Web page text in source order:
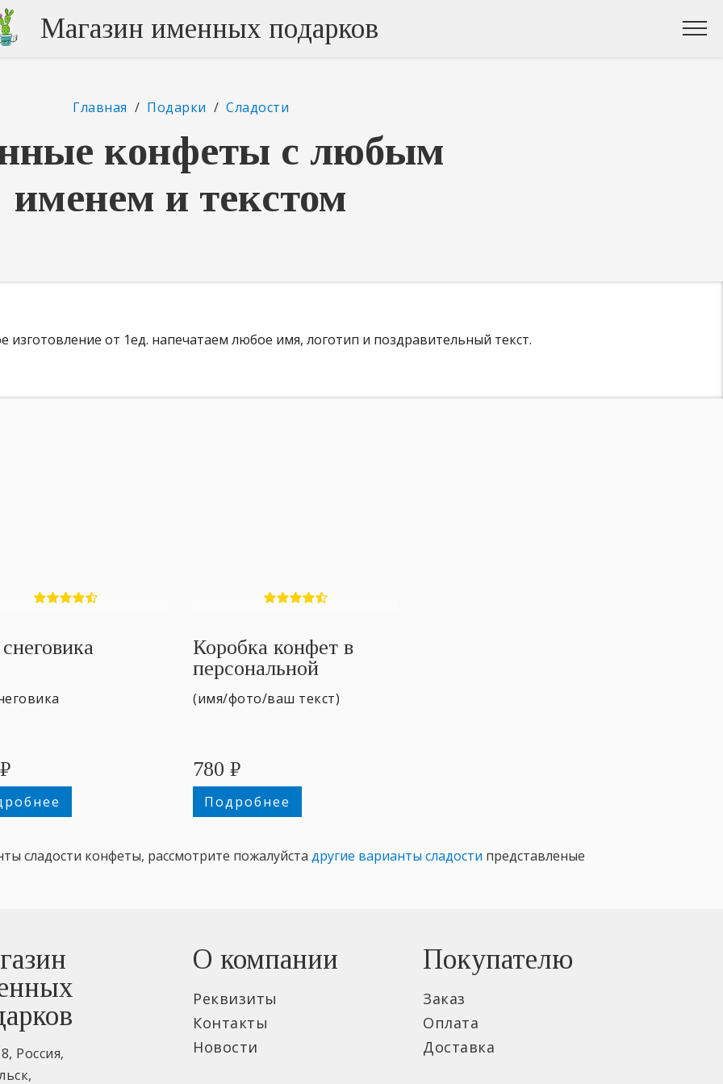
Магазин именных подарков
Главная / Подарки / Сладости
конфеты с любым
именем и текстом
от 1ед. напечатаем любое имя, логотип и поздравительный текст.
₽
Коробка конфет в
персональной
упаковке
(имя/фото/ваш текст)
780 ₽
Подробнее
сладости конфеты, рассмотрите пожалуйста другие варианты сладости представленые
, Россия,
,
О компании
Реквизиты
Контакты
Новости
Покупателю
Заказ
Оплата
Доставка